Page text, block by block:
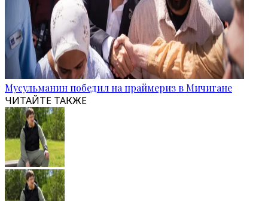
Мусульманин победил на праймериз в Мичигане
ЧИТАЙТЕ ТАКЖЕ